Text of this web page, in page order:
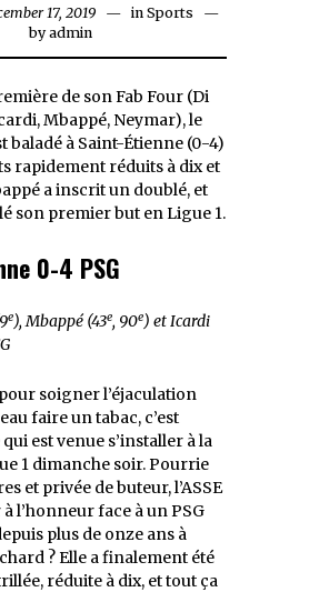
17, 2019 December
in Sports
byadmin
Mbappé, Neymar), le
baladé à Saint-Étienne (0-4)
rapidement réduits à dix et
a inscrit un doublé, et
son premier but en Ligue 1.
0-4 PSG
e), Mbappé (43e, 90e) et Icardi
soigner l’éjaculation
faire un tabac, c’est
est venue s’installer à la
1 dimanche soir. Pourrie
et privée de buteur, l’ASSE
l’honneur face à un PSG
plus de onze ans à
? Elle a finalement été
réduite à dix, et tout ça